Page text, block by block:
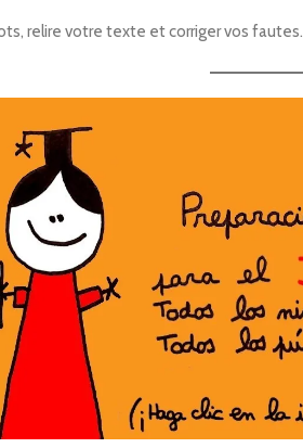
relire votre texte et corriger vos fautes.